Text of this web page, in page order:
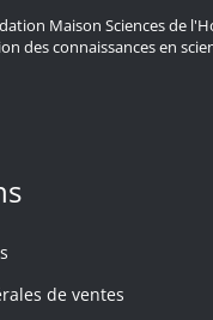
Maison Sciences de
des connaissances en
de ventes